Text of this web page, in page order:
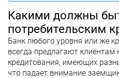
Какими должны
потребительским
Банк любого уровня или же
всегда предлагают клиентам
кредитования, имеющих
что падает внимание